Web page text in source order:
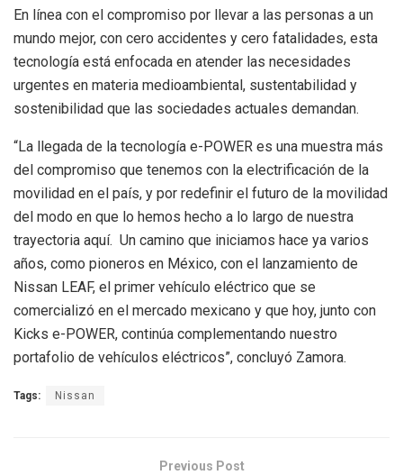
En línea con el compromiso por llevar a las personas a un
mundo mejor, con cero accidentes y cero fatalidades, esta
tecnología está enfocada en atender las necesidades
urgentes en materia medioambiental, sustentabilidad y
sostenibilidad que las sociedades actuales demandan.
“La llegada de la tecnología e-POWER es una muestra más
del compromiso que tenemos con la electrificación de la
movilidad en el país, y por redefinir el futuro de la movilidad
del modo en que lo hemos hecho a lo largo de nuestra
trayectoria aquí. Un camino que iniciamos hace ya varios
años, como pioneros en México, con el lanzamiento de
Nissan LEAF, el primer vehículo eléctrico que se
comercializó en el mercado mexicano y que hoy, junto con
Kicks e-POWER, continúa complementando nuestro
portafolio de vehículos eléctricos”, concluyó Zamora.
Tags: Nissan
Previous Post